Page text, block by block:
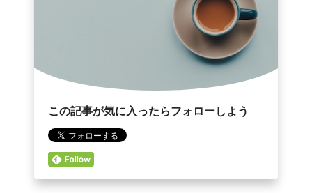
この記事が気に入ったらフォローしよう